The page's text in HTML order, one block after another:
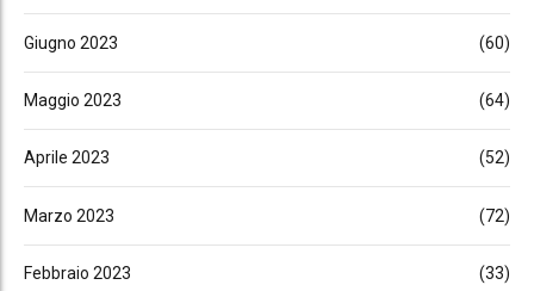
Giugno 2023 (60)
Maggio 2023 (64)
Aprile 2023 (52)
Marzo 2023 (72)
Febbraio 2023 (33)